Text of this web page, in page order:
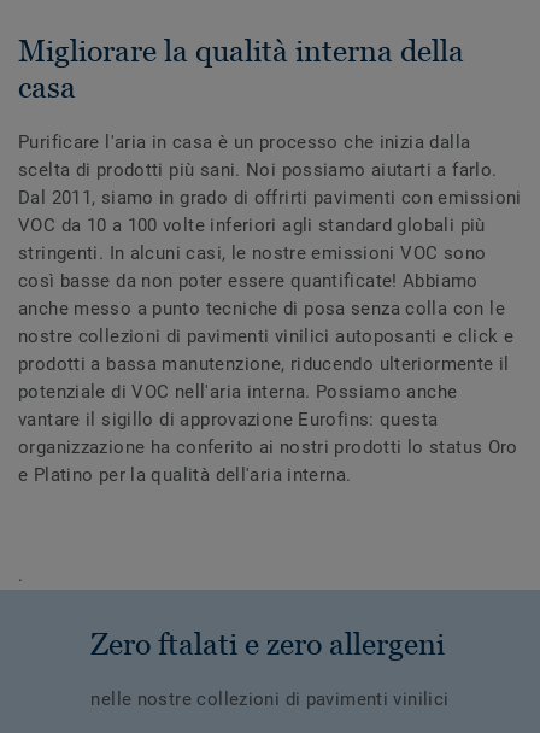
Migliorare la qualità interna della
casa
Purificare l'aria in casa è un processo che inizia dalla
scelta di prodotti più sani. Noi possiamo aiutarti a farlo.
Dal 2011, siamo in grado di offrirti pavimenti con emissioni
VOC da 10 a 100 volte inferiori agli standard globali più
stringenti. In alcuni casi, le nostre emissioni VOC sono
così basse da non poter essere quantificate! Abbiamo
anche messo a punto tecniche di posa senza colla con le
nostre collezioni di pavimenti vinilici autoposanti e click e
prodotti a bassa manutenzione, riducendo ulteriormente il
potenziale di VOC nell'aria interna. Possiamo anche
vantare il ​​sigillo di approvazione Eurofins: questa
organizzazione ha conferito ai nostri prodotti lo status Oro
e Platino per la qualità dell'aria interna.
.
Zero ftalati e zero allergeni
nelle nostre collezioni di pavimenti vinilici